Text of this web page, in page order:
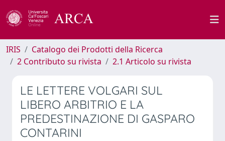
IRIS
Catalogo dei Prodotti della Ricerca
2 Contributo su rivista
2.1 Articolo su rivista
LE LETTERE VOLGARI SUL
LIBERO ARBITRIO E LA
PREDESTINAZIONE DI GASPARO
CONTARINI